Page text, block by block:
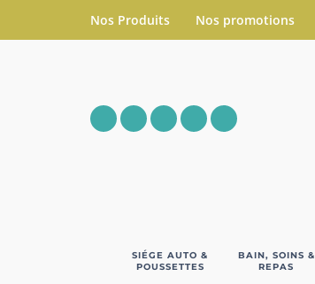
Nos Produits Nos promotions
SIÉGE AUTO &
POUSSETTES
BAIN, SOINS &
REPAS